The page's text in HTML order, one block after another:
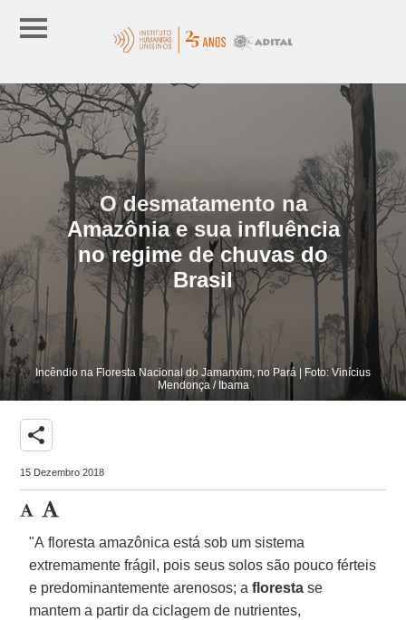
O desmatamento na
Amazônia e sua influência
no regime de chuvas do
Brasil
Incêndio na Floresta Nacional do Jamanxim, no Pará | Foto: Vinícius
Mendonça / Ibama
share
15 Dezembro 2018
"A floresta amazônica está sob um sistema
extremamente frágil, pois seus solos são pouco férteis
e predominantemente arenosos; afloresta se
mantem a partir da ciclagem de nutrientes,